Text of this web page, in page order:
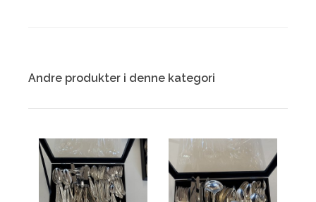
Andre produkter i denne kategori